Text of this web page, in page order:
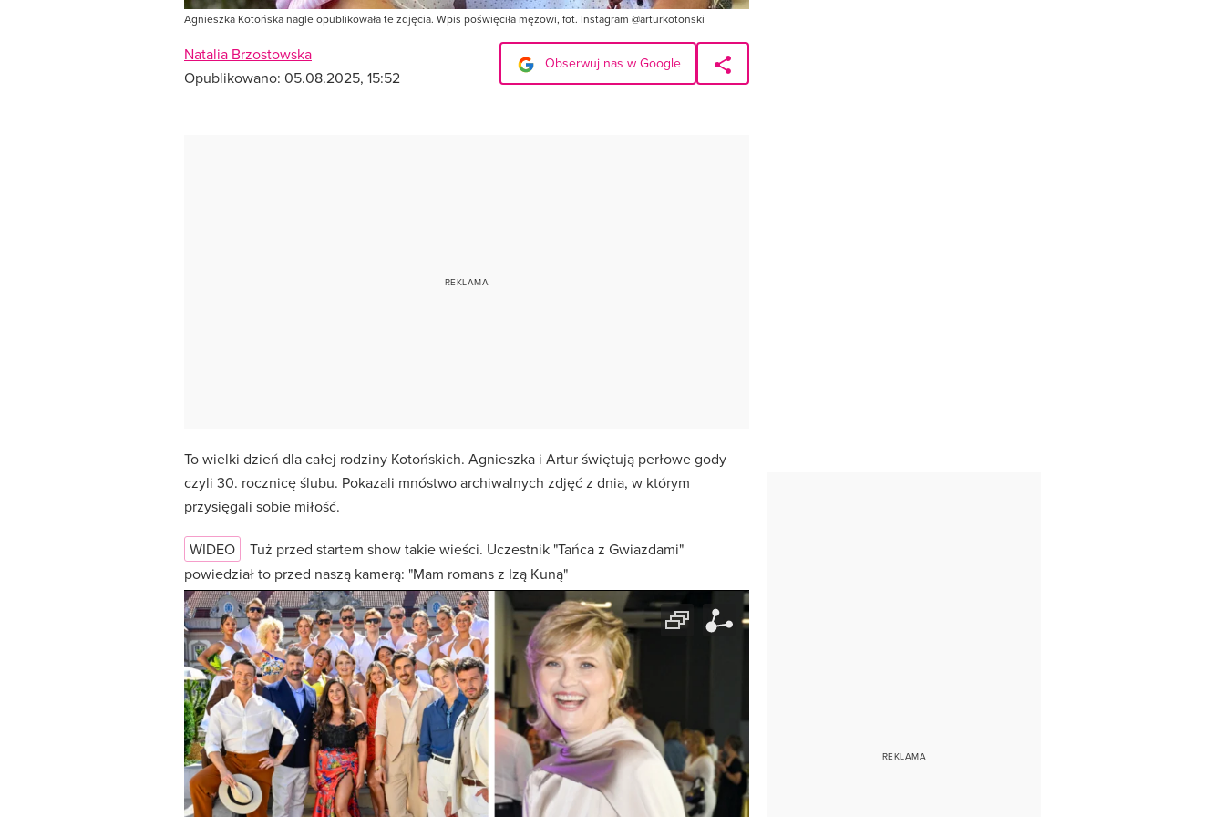
Agnieszka Kotońska nagle opublikowała te zdjęcia. Wpis poświęciła mężowi, fot. Instagram @arturkotonski
Natalia Brzostowska
Opublikowano: 05.08.2025, 15:52
Obserwuj nas w Google
To wielki dzień dla całej rodziny Kotońskich. Agnieszka i Artur świętują perłowe gody
czyli 30. rocznicę ślubu. Pokazali mnóstwo archiwalnych zdjęć z dnia, w którym
przysięgali sobie miłość.
WIDEO
Tuż przed startem show takie wieści. Uczestnik "Tańca z Gwiazdami"
powiedział to przed naszą kamerą: "Mam romans z Izą Kuną"